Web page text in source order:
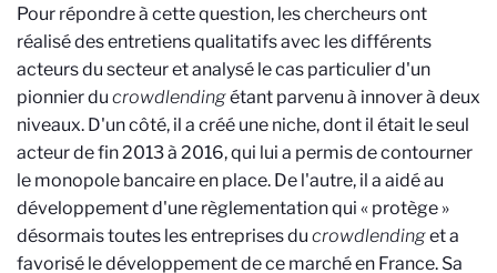
Pour répondre à cette question, les chercheurs ont
réalisé des entretiens qualitatifs avec les différents
acteurs du secteur et analysé le cas particulier d'un
pionnier du crowdlendingétant parvenu à innover à deux
niveaux. D'un côté, il a créé une niche, dont il était le seul
acteur de fin 2013 à 2016, qui lui a permis de contourner
le monopole bancaire en place. De l'autre, il a aidé au
développement d'une règlementation qui « protège »
désormais toutes les entreprises du crowdlendinget a
favorisé le développement de ce marché en France. Sa